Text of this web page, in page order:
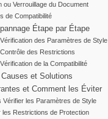
ou Verrouillage du Document
de Compatibilité
Étape par Étape
des Paramètres de Style
des Restrictions
de la Compatibilité
Causes et Solutions
et Comment les Éviter
Vérifier les Paramètres de Style
les Restrictions de Protection